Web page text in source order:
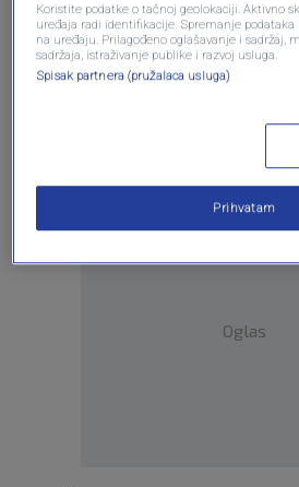
Oglas
Oglas
Koristite podatke o tačnoj geolokaciji. Aktivno
uređaja radi identifikacije. Spremanje
na uređaju. Prilagođeno oglašavanje i sadržaj,
sadržaja, istraživanje publike i razvoj usluga.
Spisak partnera (pružalaca usluga)
Prihvatam